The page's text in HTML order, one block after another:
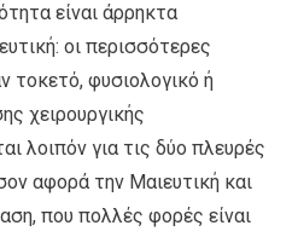
είναι άρρηκτα
οι περισσότερες
τοκετό, φυσιολογικό ή
χειρουργικής
λοιπόν για τις δύο πλευρές
αφορά την Μαιευτική και
που πολλές φορές είναι